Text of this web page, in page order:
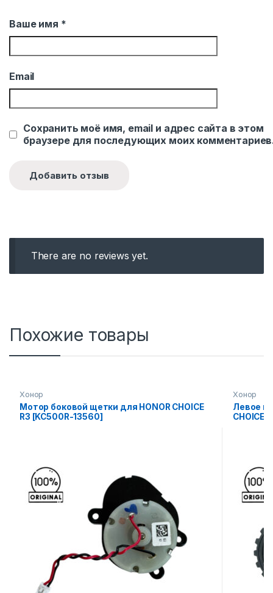
Ваше имя *
Email
Сохранить моё имя, email и адрес сайта в этом
браузере для последующих моих
There are no reviews yet.
Похожие товары
Хонор
Мотор боковой щетки для HONOR CHOICE
R3 [KC500R-13560]
Хонор
Левое
CHOICE